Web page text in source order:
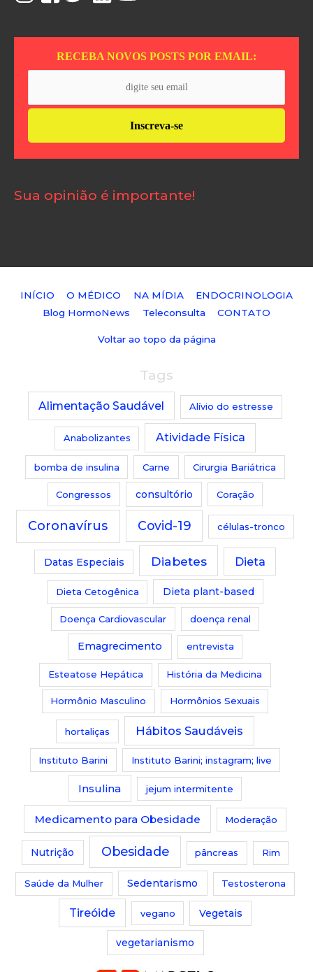
RECEBA NOVOS POSTS POR EMAIL:
Sua opinião é importante!
INÍCIO O MÉDICO NA MÍDIA
ENDOCRINOLOGIA
Blog HormoNews
Teleconsulta CONTATO
Voltar ao topo da página
Tags
Alimentação Saudável Alívio do estresse
Anabolizantes Atividade Física
bomba de insulina Carne Cirurgia Bariátrica
Congressos consultório Coração
Coronavírus Covid-19 células-tronco
Datas Especiais Diabetes Dieta
Dieta Cetogênica Dieta plant-based
Doença Cardiovascular doença renal
Emagrecimento entrevista
Esteatose Hepática História da Medicina
Hormônio Masculino Hormônios Sexuais
hortaliças Hábitos Saudáveis
Instituto Barini Instituto Barini; instagram; live
Insulina jejum intermitente
Medicamento para Obesidade Moderação
Nutrição Obesidade pâncreas Rim
Saúde da Mulher Sedentarismo Testosterona
Tireóide vegano Vegetais
vegetarianismo